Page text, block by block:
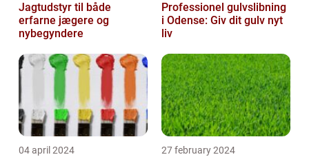
Jagtudstyr til både
erfarne jægere og
nybegyndere
Professionel gulvslibning
i Odense: Giv dit gulv nyt
liv
04 april 2024 27 february 2024